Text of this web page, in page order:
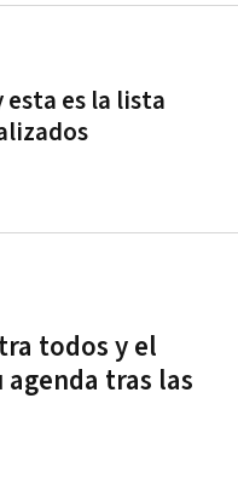
es la lista
todos y el
tras las